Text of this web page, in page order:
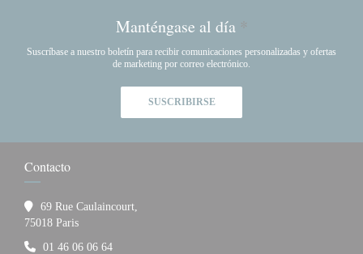
Manténgase al día *
Suscríbase a nuestro boletín para recibir comunicaciones personalizadas y ofertas
de marketing por correo electrónico.
SUSCRIBIRSE
Contacto
69 Rue Caulaincourt,
75018 Paris((abre en una nueva ventana))
01 46 06 06 64